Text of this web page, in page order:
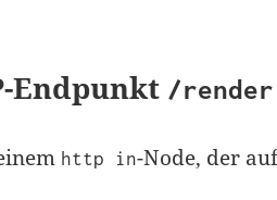
Endpunkt /render
http in-Node, der